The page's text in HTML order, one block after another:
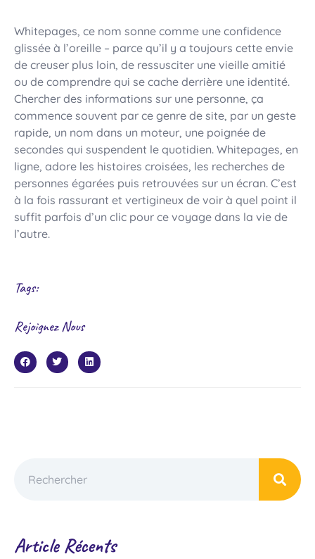
Whitepages, ce nom sonne comme une confidence
glissée à l’oreille – parce qu’il y a toujours cette envie
de creuser plus loin, de ressusciter une vieille amitié
ou de comprendre qui se cache derrière une identité.
Chercher des informations sur une personne, ça
commence souvent par ce genre de site, par un geste
rapide, un nom dans un moteur, une poignée de
secondes qui suspendent le quotidien. Whitepages, en
ligne, adore les histoires croisées, les recherches de
personnes égarées puis retrouvées sur un écran. C’est
à la fois rassurant et vertigineux de voir à quel point il
suffit parfois d’un clic pour ce voyage dans la vie de
l’autre.
Tags:
Rejoignez Nous
Article Récents